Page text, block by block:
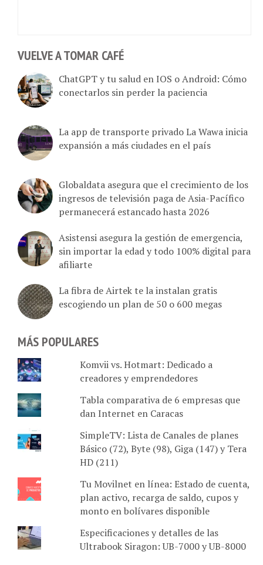
VUELVE A TOMAR CAFÉ
ChatGPT y tu salud en IOS o Android: Cómo
conectarlos sin perder la paciencia
La app de transporte privado La Wawa inicia
expansión a más ciudades en el país
Globaldata asegura que el crecimiento de los
ingresos de televisión paga de Asia-Pacífico
permanecerá estancado hasta 2026
Asistensi asegura la gestión de emergencia,
sin importar la edad y todo 100% digital para
afiliarte
La fibra de Airtek te la instalan gratis
escogiendo un plan de 50 o 600 megas
MÁS POPULARES
Komvii vs. Hotmart: Dedicado a
creadores y emprendedores
Tabla comparativa de 6 empresas que
dan Internet en Caracas
SimpleTV: Lista de Canales de planes
Básico (72), Byte (98), Giga (147) y Tera
HD (211)
Tu Movilnet en línea: Estado de cuenta,
plan activo, recarga de saldo, cupos y
monto en bolívares disponible
Especificaciones y detalles de las
Ultrabook Siragon: UB-7000 y UB-8000